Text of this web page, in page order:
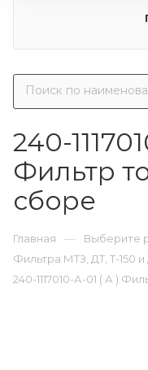
240-
Фильтр
сборе
Главная — Выберите
Фильтра МТЗ, ДТ, Т-150 и
240-1117010-А-01 ( А )